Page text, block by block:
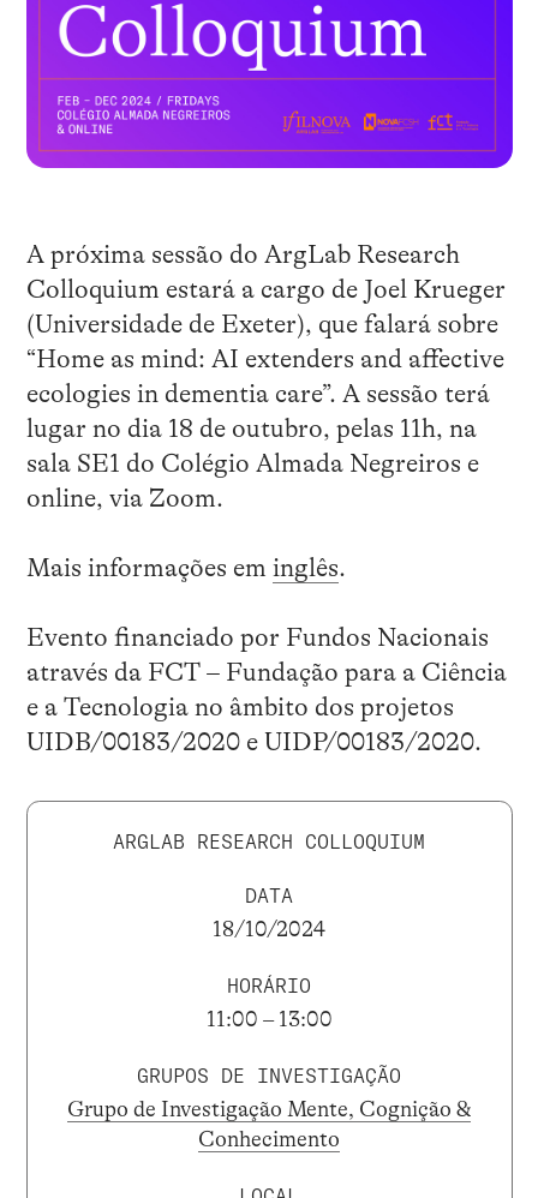
A próxima sessão do ArgLab Research
Colloquium estará a cargo de Joel Krueger
(Universidade de Exeter), que falará sobre
“Home as mind: AI extenders and affective
ecologies in dementia care”. A sessão terá
lugar no dia 18 de outubro, pelas 11h, na
sala SE1 do Colégio Almada Negreiros e
online, via Zoom.
Mais informações em inglês.
Evento financiado por Fundos Nacionais
através da FCT – Fundação para a Ciência
e a Tecnologia no âmbito dos projetos
UIDB/00183/2020 e UIDP/00183/2020.
ARGLAB RESEARCH COLLOQUIUM
DATA
18/10/2024
HORÁRIO
11:00 – 13:00
GRUPOS DE INVESTIGAÇÃO
Grupo de Investigação Mente, Cognição &
Conhecimento